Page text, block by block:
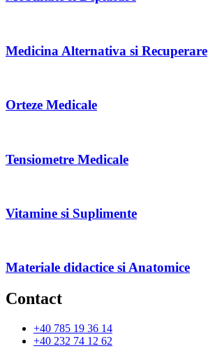
Medicina Alternativa si Recuperare
Orteze Medicale
Tensiometre Medicale
Vitamine si Suplimente
Materiale didactice si Anatomice
Contact
+40 785 19 36 14
+40 232 74 12 62